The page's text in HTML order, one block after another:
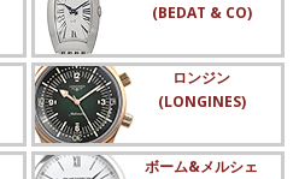
(BEDAT & CO)
ロンジン
(LONGINES)
ボーム&メルシェ